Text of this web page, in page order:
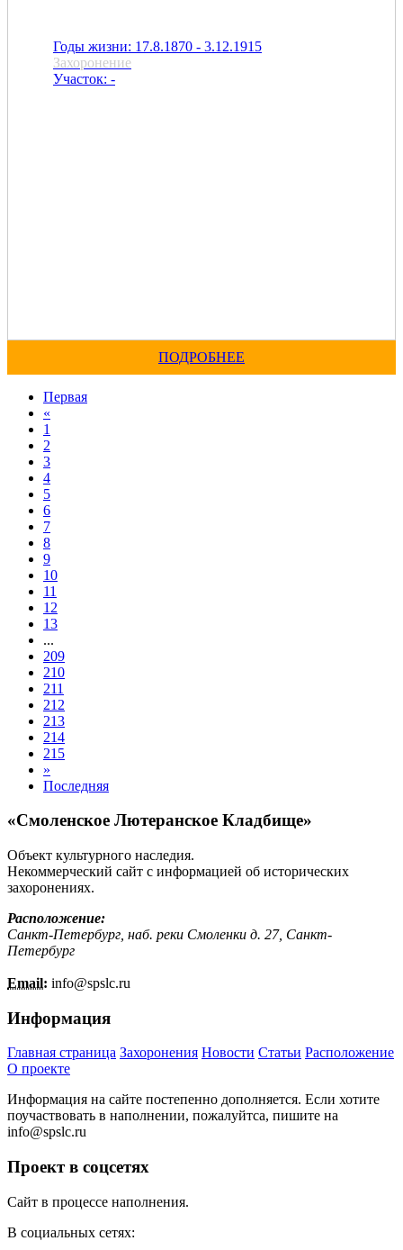
Годы жизни: 17.8.1870 - 3.12.1915
Захоронение
Участок: -
ПОДРОБНЕЕ
Первая
«
1
2
3
4
5
6
7
8
9
10
11
12
13
...
209
210
211
212
213
214
215
»
Последняя
«Смоленское Лютеранское Кладбище»
Объект культурного наследия.
Некоммерческий сайт с информацией об исторических
захоронениях.
Расположение:
Санкт-Петербург, наб. реки Смоленки д. 27, Санкт-
Петербург
Email: info@spslc.ru
Информация
Главная страница Захоронения Новости Статьи Расположение
О проекте
Информация на сайте постепенно дополняется. Если хотите
поучаствовать в наполнении, пожалуйтса, пишите на
info@spslc.ru
Проект в соцсетях
Сайт в процессе наполнения.
В социальных сетях: